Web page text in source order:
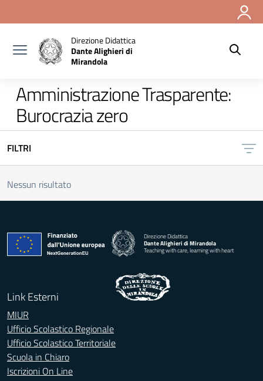
Direzione Didattica
Dante Alighieri di
Mirandola
Amministrazione Trasparente:
Burocrazia zero
FILTRI
Nessun risultato
Direzione Didattica
Dante Alighieri di Mirandola
Teaching with care, learning with heart
Link Esterni
MIUR
Ufficio Scolastico Regionale
Ufficio Scolastico Territoriale
Scuola in Chiaro
Iscrizioni On Line